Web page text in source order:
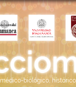
médico-biológico,